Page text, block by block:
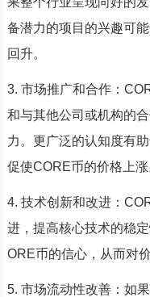
备潜力的项目的兴趣可
回升。
3. 市场推广和合作：
和与其他公司或机构的
力。更广泛的认知度有
促使CORE币的价格上涨
4. 技术创新和改进：
进，提高核心技术的稳
ORE币的信心，从而对
5. 市场流动性改善：如